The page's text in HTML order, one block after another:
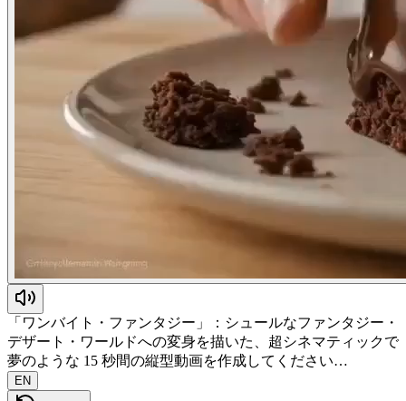
「ワンバイト・ファンタジー」：シュールなファンタジー・
デザート・ワールドへの変身を描いた、超シネマティックで
夢のような 15 秒間の縦型動画を作成してください…
EN